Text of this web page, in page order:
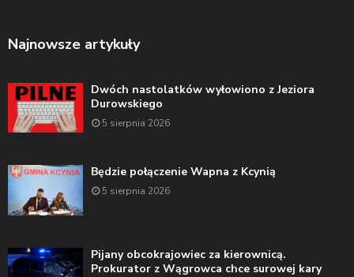
Najnowsze artykuły
Dwóch nastolatków wyłowiono z Jeziora
Durowskiego
5 sierpnia 2026
Będzie połączenie Wapna z Kcynią
5 sierpnia 2026
Pijany obcokrajowiec za kierownicą.
Prokurator z Wągrowca chce surowej kary